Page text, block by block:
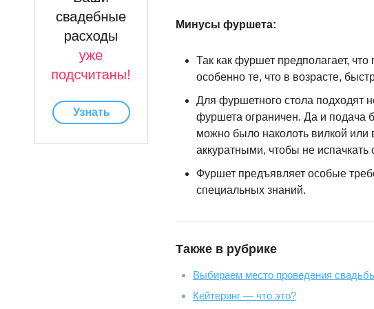
Минусы фуршета:
Так как фуршет предполагает,
особенно те, что в возрасте,
Для фуршетного стола подходят
фуршета ограничен. Да и подача
можно было наколоть вилкой или
аккуратными, чтобы не
Фуршет предъявляет особые
специальных знаний.
Также в рубрике
Выбираем место проведения
Кейтеринг — что это?